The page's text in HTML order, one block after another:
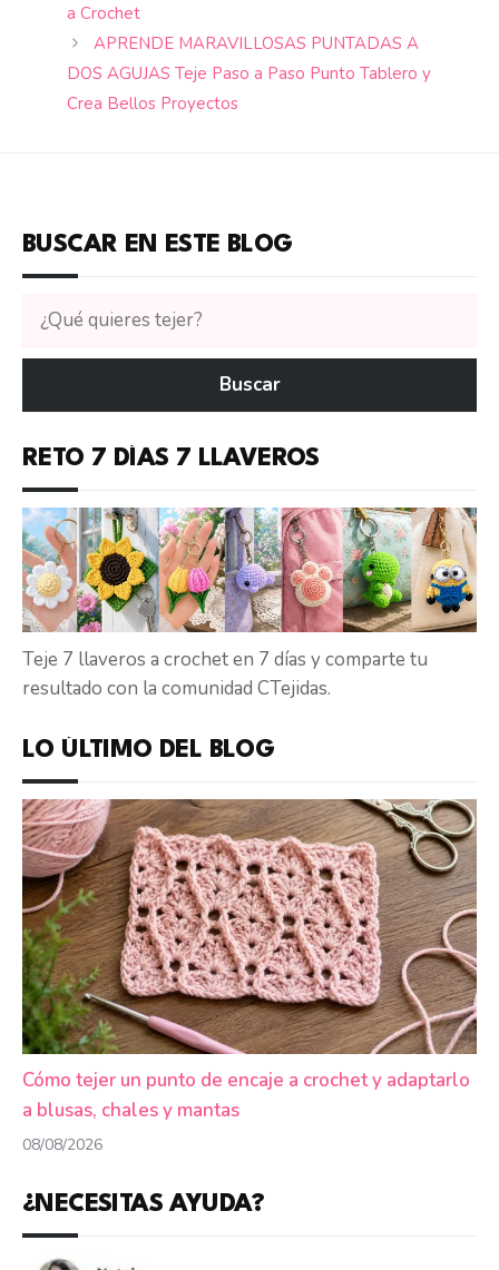
a Crochet
APRENDE MARAVILLOSAS PUNTADAS A
DOS AGUJAS Teje Paso a Paso Punto Tablero y
Crea Bellos Proyectos
BUSCAR EN ESTE BLOG
Buscar
tutoriales
en
Buscar
RETO 7 DÍAS 7 LLAVEROS
Teje 7 llaveros a crochet en 7 días y comparte tu
resultado con la comunidad CTejidas.
LO ÚLTIMO DEL BLOG
Cómo tejer un punto de encaje a crochet y adaptarlo
a blusas, chales y mantas
08/08/2026
¿NECESITAS AYUDA?